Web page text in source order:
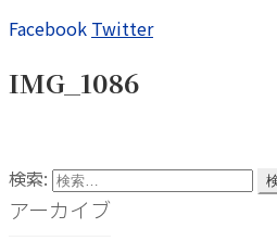
Facebook Twitter
IMG_1086
検索:
アーカイブ